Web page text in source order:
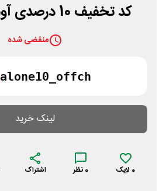
کد تخفیف 10 درصدی آویز زنانه الون
منقضی شده
alone10_offch
لینک خرید
0 لایک 0 نظر اشتراک